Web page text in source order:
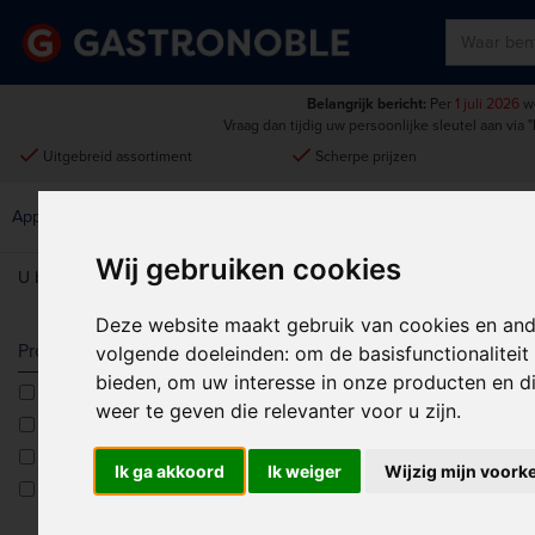
Wij gebruiken cookies
Deze website maakt gebruik van cookies en
volgende doeleinden: om de
bieden, om uw interesse in onze producten en
weer te geven die relevanter voor u zijn.
Ik ga akkoord Ik weiger Wijzig mijn
Belangrijk bericht: Per 1 juli 2026
Vraag dan tijdig uw persoonlijke sleutel aan via
done Uitgebreid assortiment done Scherpe prijzen
Apparatuur
U bent hier:Home >Tabletop >Porselein >Lumina Fine China
Producttype
Bekers/kopjes
Kannen
Kommen<multisep/>Saladedozen
Metalen Bekers
LUMINA
Sorteren op: